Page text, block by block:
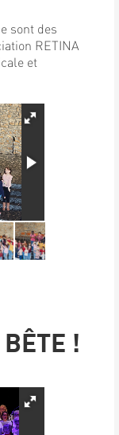
sont des
RETINA
et
!